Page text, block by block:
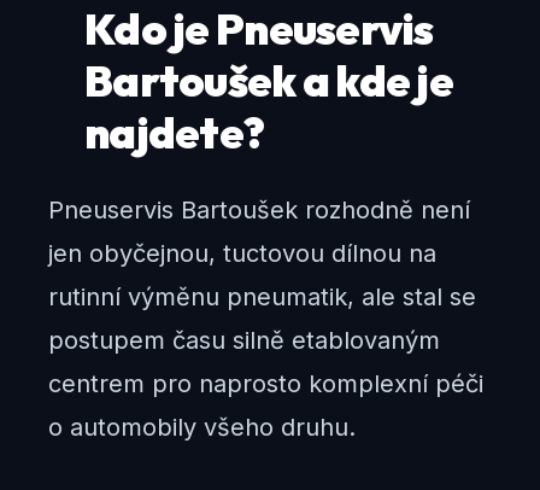
Kdo je Pneuservis
Bartoušek a kde je
najdete?
Pneuservis Bartoušek rozhodně není
jen obyčejnou, tuctovou dílnou na
rutinní výměnu pneumatik, ale stal se
postupem času silně etablovaným
centrem pro naprosto komplexní péči
o automobily všeho druhu.